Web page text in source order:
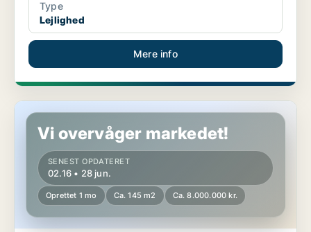
Type
Lejlighed
Mere info
Lejlighed i Birkerød
Vi overvåger markedet!
SENEST OPDATERET
02.16 • 28 jun.
Oprettet 1 mo Ca. 145 m2 Ca. 8.000.000 kr.